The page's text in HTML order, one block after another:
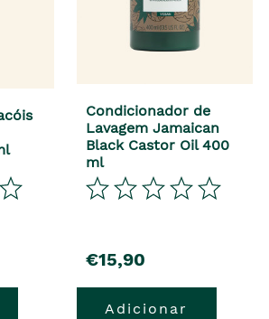
Condicionador de
Lavagem Jamaican
Black Castor Oil 400
ml
€15,90
Adicionar